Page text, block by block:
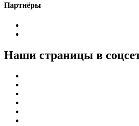
Партнёры
Наши страницы в